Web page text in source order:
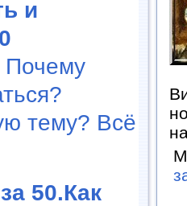
и
Почему
тему? Всё
50.Как